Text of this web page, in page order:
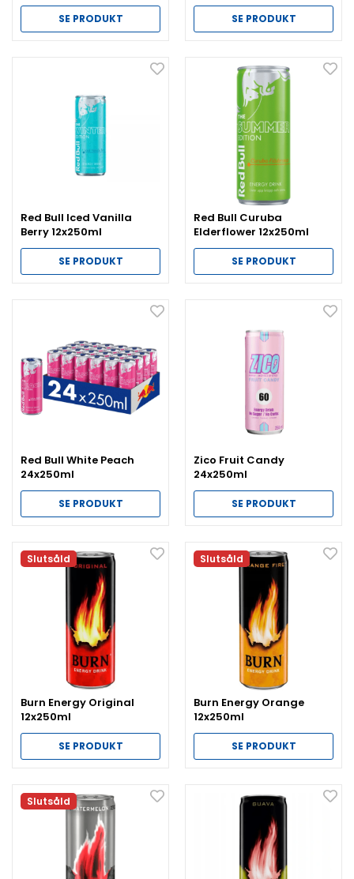
SE PRODUKT SE PRODUKT
Red Bull Iced Vanilla
Berry 12x250ml
SE PRODUKT
Red Bull Curuba
Elderflower 12x250ml
SE PRODUKT
Red Bull White Peach
24x250ml
SE PRODUKT
Zico Fruit Candy
24x250ml
SE PRODUKT
Slutsåld
Burn Energy Original
12x250ml
SE PRODUKT
Slutsåld
Burn Energy Orange
12x250ml
SE PRODUKT
Slutsåld